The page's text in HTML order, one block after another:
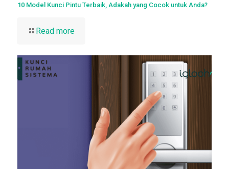
10 Model Kunci Pintu Terbaik, Adakah yang Cocok untuk Anda?
Read more